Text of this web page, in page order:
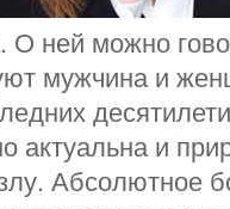
О ней можно
мужчина и
актуальна и
Абсолютное